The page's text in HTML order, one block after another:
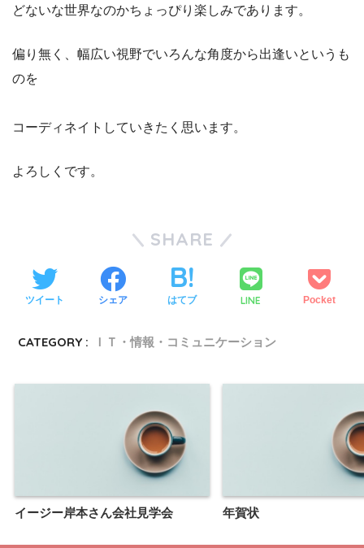
どないな世界なのかちょっぴり楽しみであります。
偏り無く、幅広い視野でいろんな角度から出逢いというも
のを
コーディネイトしていきたく思います。
よろしくです。
SHARE
ツイート シェア はてブ LINE Pocket
CATEGORY : ＩＴ・情報・コミュニケーション
イージー岸本さん会社見学会 年賀状